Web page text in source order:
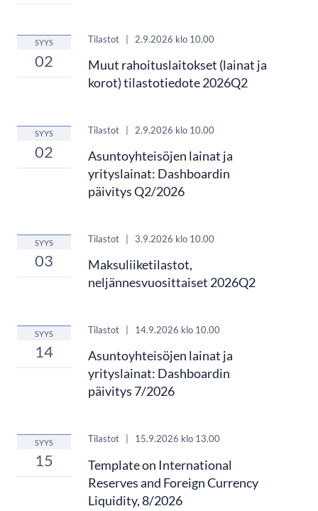
SYYS
02
Tilastot 2.9.2026 klo 10.00
Muut rahoituslaitokset (lainat ja
korot) tilastotiedote 2026Q2
SYYS
02
Tilastot 2.9.2026 klo 10.00
Asuntoyhteisöjen lainat ja
yrityslainat: Dashboardin
päivitys Q2/2026
SYYS
03
Tilastot 3.9.2026 klo 10.00
Maksuliiketilastot,
neljännesvuosittaiset 2026Q2
SYYS
14
Tilastot 14.9.2026 klo 10.00
Asuntoyhteisöjen lainat ja
yrityslainat: Dashboardin
päivitys 7/2026
SYYS
15
Tilastot 15.9.2026 klo 13.00
Template on International
Reserves and Foreign Currency
Liquidity, 8/2026